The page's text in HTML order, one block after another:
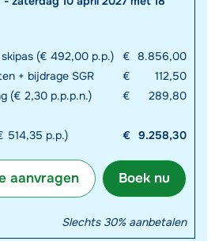
de ligging van onze accommodaties. De
(€ 492,00 p.p.) € 8.856,00
+ bijdrage SGR €
112,50
(€ 2,30 p.p.p.n.) € 289,80
514,35 p.p.) € 9.258,30
Boek nu
aanvragen
Slechts 30% aanbetalen